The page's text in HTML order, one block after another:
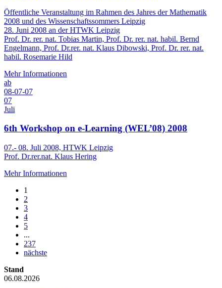
Öffentliche Veranstaltung im Rahmen des Jahres der Mathematik
2008 und des Wissenschaftssommers Leipzig
28. Juni 2008 an der HTWK Leipzig
Prof. Dr. rer. nat. Tobias Martin, Prof. Dr. rer. nat. habil. Bernd
Engelmann, Prof. Dr.rer. nat. Klaus Dibowski, Prof. Dr. rer. nat.
habil. Rosemarie Hild
Mehr Informationen
ab
08-07-07
07
Juli
6th Workshop on e-Learning (WEL’08) 2008
07.- 08. Juli 2008, HTWK Leipzig
Prof. Dr.rer.nat. Klaus Hering
Mehr Informationen
1
2
3
4
5
...
237
nächste
Stand
06.08.2026